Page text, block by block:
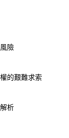
險
的艱難求索
析